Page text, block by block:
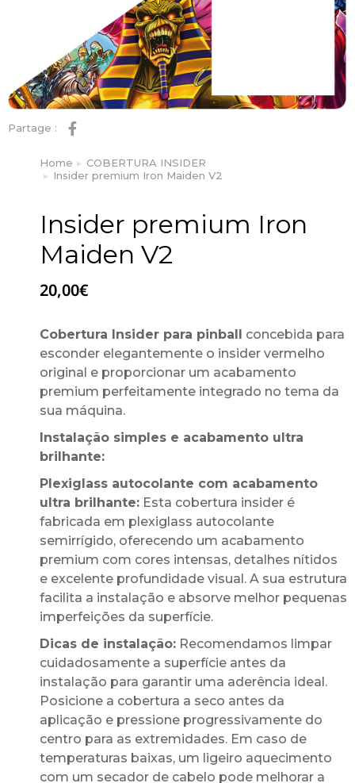
Partage :
You are here:
Home
COBERTURA INSIDER
Insider premium Iron Maiden V2
Insider premium Iron
Maiden V2
20,00€
Cobertura Insider para pinball
concebida para
esconder elegantemente o insider vermelho
original e proporcionar um acabamento
premium perfeitamente integrado no tema da
sua máquina.
Instalação simples e acabamento ultra
brilhante:
Plexiglass autocolante com acabamento
ultra brilhante: Esta cobertura insider é
fabricada em plexiglass autocolante
semirrígido, oferecendo um acabamento
premium com cores intensas, detalhes nítidos
e excelente profundidade visual. A sua estrutura
facilita a instalação e absorve melhor pequenas
imperfeições da superfície.
Dicas de instalação: Recomendamos limpar
cuidadosamente a superfície antes da
instalação para garantir uma aderência ideal.
Posicione a cobertura a seco antes da
aplicação e pressione progressivamente do
centro para as extremidades. Em caso de
temperaturas baixas, um ligeiro aquecimento
com um secador de cabelo pode melhorar a